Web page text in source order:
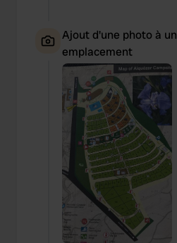
Ajout d'une photo à un
emplacement